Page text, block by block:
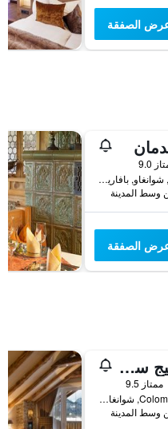
الصفقة
9.0
Parkstraße 5, شوانغاو, بافاريا, ألمانيا
الصفقة
فيلا لودفيج سويت هوتل آند شاليه
ممتاز 9.5
Colomanstrasse 12, شوانغاو, بافاريا, ألمانيا